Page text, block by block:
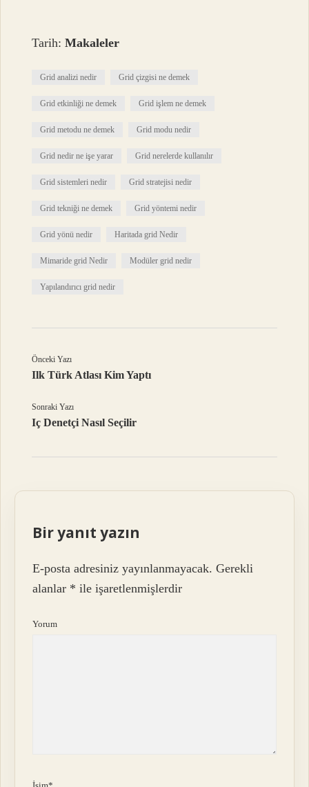
Tarih:Makaleler
Grid analizi nedir Grid çizgisi ne demek
Grid etkinliği ne demek Grid işlem ne demek
Grid metodu ne demek Grid modu nedir
Grid nedir ne işe yarar Grid nerelerde kullanılır
Grid sistemleri nedir Grid stratejisi nedir
Grid tekniği ne demek Grid yöntemi nedir
Grid yönü nedir Haritada grid Nedir
Mimaride grid Nedir Modüler grid nedir
Yapılandırıcı grid nedir
Önceki Yazı
Ilk Türk Atlası Kim Yaptı
Sonraki Yazı
Iç Denetçi Nasıl Seçilir
Bir yanıt yazın
E-posta adresiniz yayınlanmayacak. Gerekli
alanlar * ile işaretlenmişlerdir
Yorum